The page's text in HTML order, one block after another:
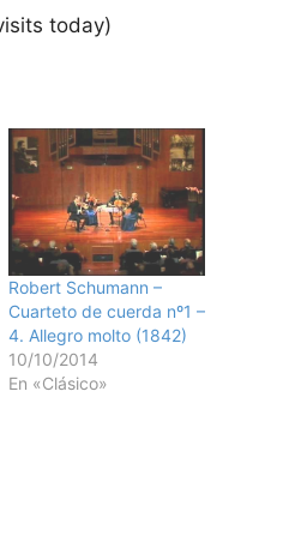
today)
Robert Schumann –
Cuarteto de cuerda nº1 –
4. Allegro molto (1842)
10/10/2014
En «Clásico»